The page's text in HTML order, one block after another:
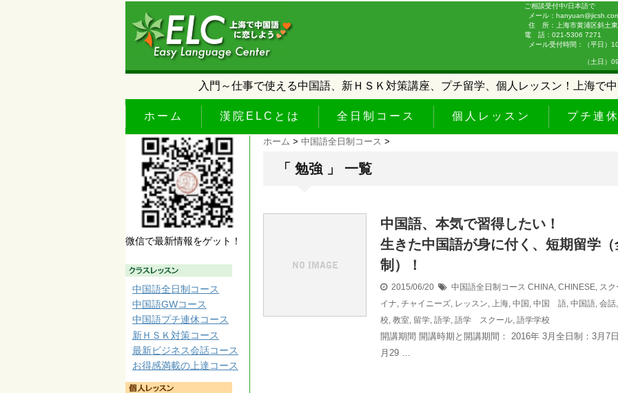
ご相談受付中/日本語で
メール：
住 所：上海市黄浦区斜土
電 話：021-5306 7271
メール受付時間：（平日）
（土日）
入門～仕事で使える中国語、新ＨＳＫ対策講座、プチ留学、個人レッスン！上海で
ホーム 漢院ELCとは 全日制コース 個人レッスン プチ連
ホーム > 中国語全日制コース >
「 勉強 」 一覧
中国語、本気で習得したい！
生きた中国語が身に付く、短期留学（
制）！
2015/06/20 中国語全日制コース CHINA, CHINESE, スク
イナ, チャイニーズ, レッスン, 上海, 中国 , 中国 語, 中国語, 会話,
校, 教室, 留学, 語学, 語学 スクール, 語学学校
開講期間 開講時期と開講期間： 2016年 3月全日制：3月7
月29 …
微信で最新情報をゲット！
中国語全日制コース
中国語GWコース
中国語プチ連休コース
新ＨＳＫ対策コース
最新ビジネス会話コース
お得感満載の上達コース